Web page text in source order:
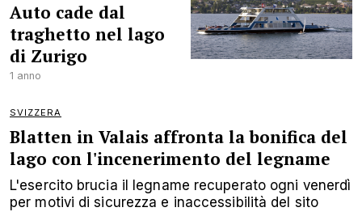
Auto cade dal
traghetto nel lago
di Zurigo
1 anno
SVIZZERA
Blatten in Valais affronta la bonifica del
lago con l'incenerimento del legname
L'esercito brucia il legname recuperato ogni venerdì
per motivi di sicurezza e inaccessibilità del sito